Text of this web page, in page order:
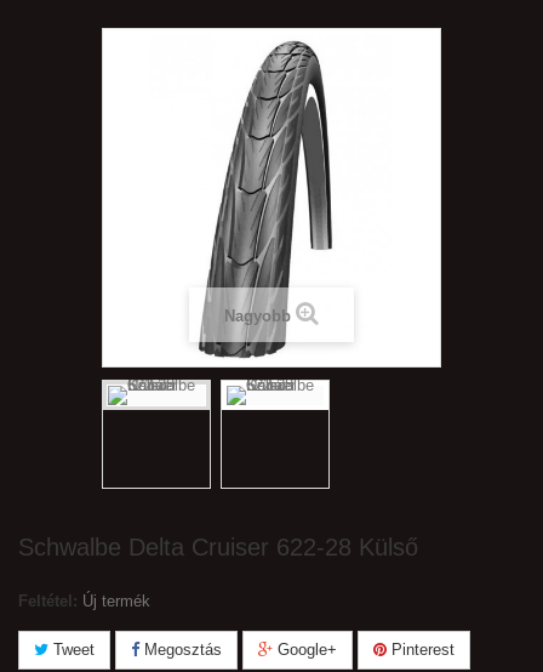
Nagyobb
Schwalbe Delta Cruiser 622-28 Külső
Feltétel: Új termék
Tweet Megosztás Google+ Pinterest